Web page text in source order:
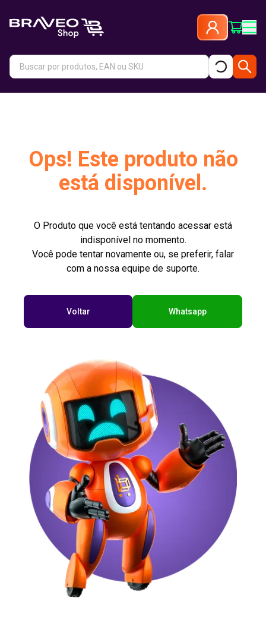
Ops! Este produto não
está disponível.
O Produto que você está tentando acessar está
indisponível no momento.
Você pode tentar novamente ou, se preferir, falar
com a nossa equipe de suporte.
Voltar Whatsapp